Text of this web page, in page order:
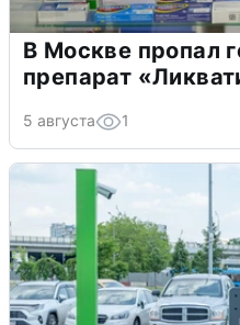
В Москве пропал
препарат
5 августа 1